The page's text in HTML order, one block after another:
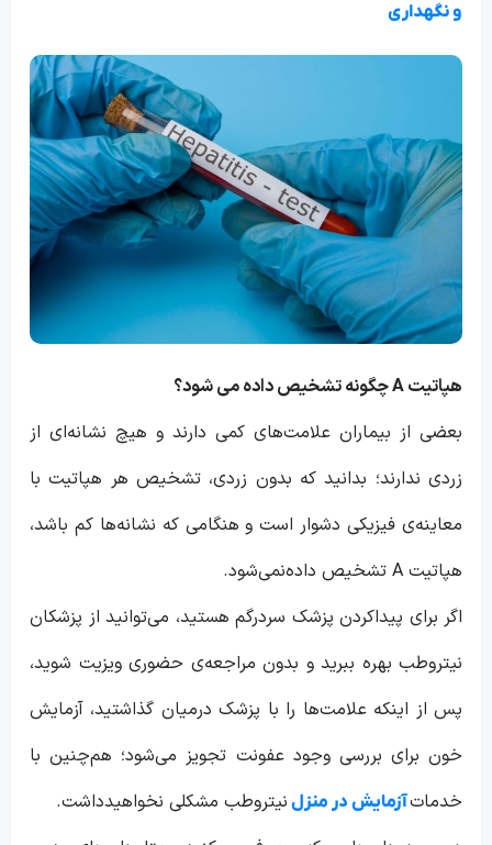
و نگهداری
هپاتیت
چگونه تشخیص داده می شود؟
بعضی از بیماران علامت‌های کمی دارند و هیچ نشانه‌ای از
زردی ندارند؛ بدانید که بدون زردی، تشخیص هر هپاتیت با
معاینه‌ی فیزیکی دشوار است و هنگامی که نشانه‌ها کم باشد،
هپاتیت A تشخیص داده‌نمی‌شود.
اگر برای پیداکردن پزشک سردرگم هستید، می‌توانید از پزشکان
نیتروطب بهره ببرید و بدون مراجعه‌ی حضوری ویزیت شوید،
پس از اینکه علامت‌ها را با پزشک درمیان گذاشتید، آزمایش
خون برای بررسی وجود عفونت تجویز می‌شود؛ هم‌چنین با
خدماتآزمایش در منزل نیتروطب مشکلی نخواهیدداشت.